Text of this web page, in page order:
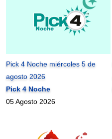
Pick 4 Noche miércoles 5 de
agosto 2026
Pick 4 Noche
05 Agosto 2026